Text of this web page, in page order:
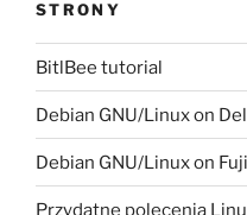
STRONY
BitlBee tutorial
Debian GNU/Linux on
Debian GNU/Linux on
Przydatne polecenia